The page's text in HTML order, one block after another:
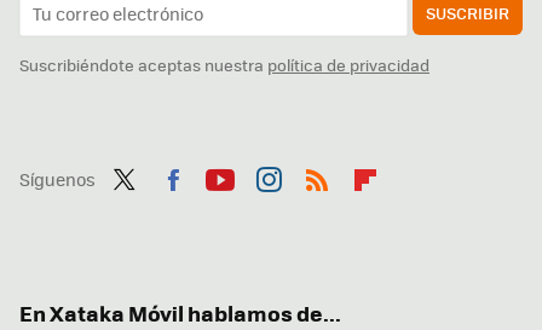
SUSCRIBIR
Suscribiéndote aceptas nuestra política de privacidad
Síguenos
En Xataka Móvil hablamos de...